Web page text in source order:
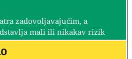
zadovoljavajućim, a
mali ili nikakav rizik